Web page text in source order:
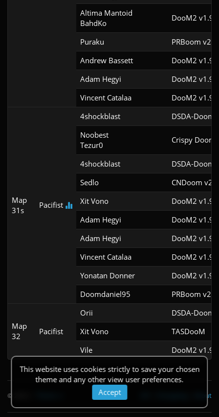
Altima Mantoid
BahdKo
DooM2 v1.9
Puraku
PRBoom
Andrew Bassett
DooM2 v1.9f
Adam Hegyi
DooM2 v1.9
Vincent Catalaa
DooM2 v1.9f
Map
31s
Pacifist
4shockblast
DSDA-Doom
Noobest
Tezur0
Crispy Doom
4shockblast
DSDA-Doom
Sedlo
CNDoom
Xit Vono
DooM2 v1.9f
Adam Hegyi
DooM2 v1.9f
Adam Hegyi
DooM2 v1.9
Vincent Catalaa
DooM2 v1.9f
Yonatan Donner
DooM2 v1.9f
Doomdaniel95
PRBoom
Map
32
Pacifist
Orii
DSDA-Doom
Xit Vono
TASDooM
Vile
DooM2 v1.9f
This website uses cookies strictly to save your chosen
theme and any other view user preferences.
Accept
© 2026 About